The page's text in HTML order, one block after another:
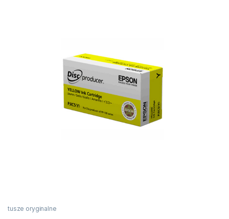
tusze oryginalne